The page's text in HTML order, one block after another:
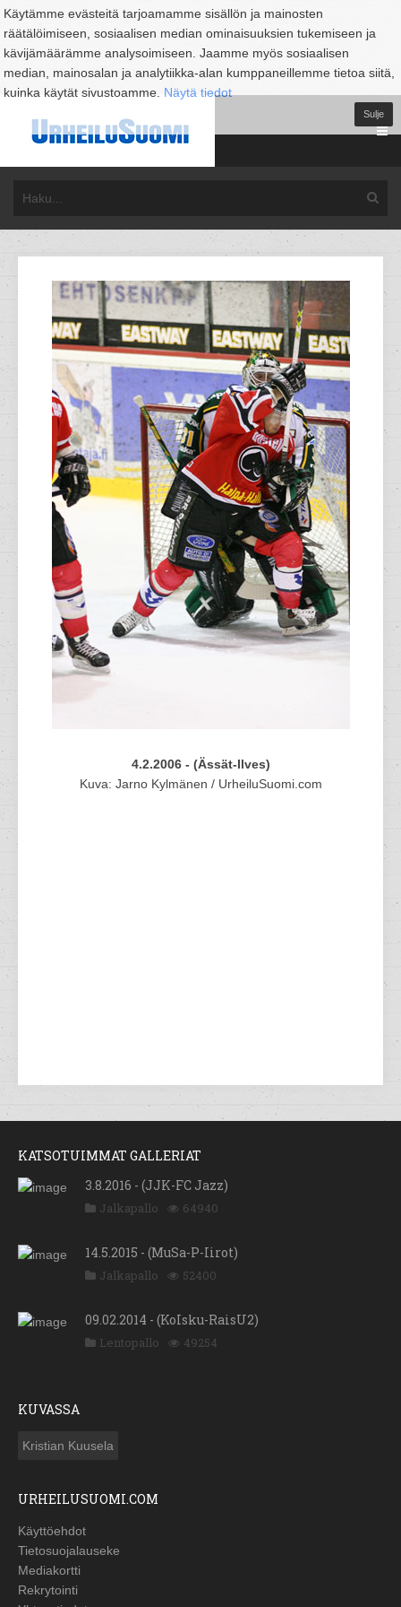
Käytämme evästeitä tarjoamamme sisällön ja mainosten
räätälöimiseen, sosiaalisen median ominaisuuksien tukemiseen ja
kävijämäärämme analysoimiseen. Jaamme myös sosiaalisen
median, mainosalan ja analytiikka-alan kumppaneillemme tietoa siitä,
kuinka käytät sivustoamme. Näytä tiedot
Sulje
4.2.2006 - (Ässät-Ilves)
Kuva: Jarno Kylmänen / UrheiluSuomi.com
KATSOTUIMMAT GALLERIAT
3.8.2016 - (JJK-FC Jazz)
Jalkapallo 64940
14.5.2015 - (MuSa-P-Iirot)
Jalkapallo 52400
09.02.2014 - (KoIsku-RaisU2)
Lentopallo 49254
KUVASSA
Kristian Kuusela
URHEILUSUOMI.COM
Käyttöehdot
Tietosuojalauseke
Mediakortti
Rekrytointi